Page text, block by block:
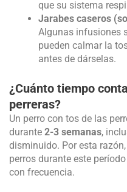
que su sistema
Jarabes caseros
Algunas infusiones
pueden calmar la
antes de dárselas.
¿Cuánto tiempo
perreras?
Un perro con tos de las
durante 2-3 semanas,
disminuido. Por esta
perros durante este
con frecuencia.